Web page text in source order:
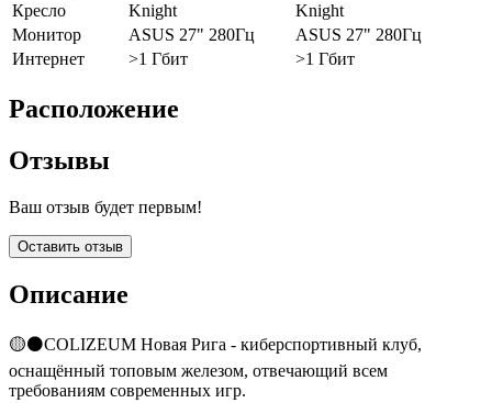
Кресло
Knight
Knight
Монитор
ASUS 27" 280Гц
ASUS 27" 280Гц
Интернет
>1 Гбит >1 Гбит
Расположение
Отзывы
Ваш отзыв будет первым!
Оставить отзыв
Описание
🟡⚫COLIZEUM Новая Рига - киберспортивный клуб,
оснащённый топовым железом, отвечающий всем
требованиям современных игр.